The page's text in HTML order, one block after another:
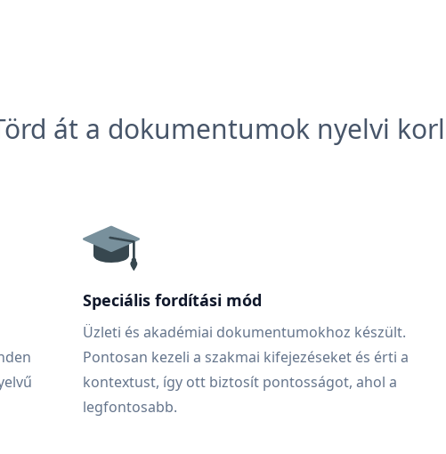
át a dokumentumok nyelvi
Speciális fordítási mód
Üzleti és akadémiai dokumentumokhoz készült.
Pontosan kezeli a szakmai kifejezéseket és érti a
kontextust, így ott biztosít pontosságot, ahol a
legfontosabb.